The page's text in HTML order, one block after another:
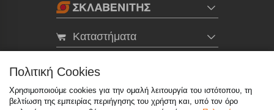
Καταστήματα
eMarket
800 117 7777 (μόνο από σταθερό, χωρίς χρέωση),
Πολιτική Cookies
Χρησιμοποιούμε cookies για την ομαλή λειτουργία του ιστότοπου, τη
βελτίωση της εμπειρίας περιήγησης του χρήστη και, υπό τον όρο